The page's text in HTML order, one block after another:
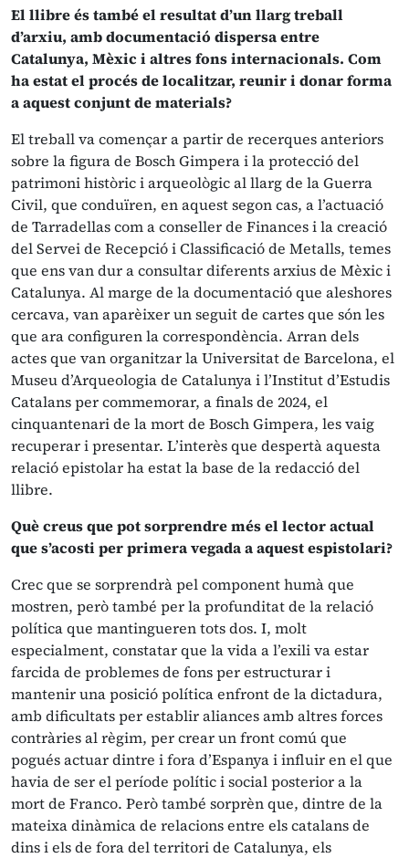
El llibre és també el resultat d’un llarg treball
d’arxiu, amb documentació dispersa entre
Catalunya, Mèxic i altres fons internacionals. Com
ha estat el procés de localitzar, reunir i donar forma
a aquest conjunt de materials?
El treball va començar a partir de recerques anteriors
sobre la figura de Bosch Gimpera i la protecció del
patrimoni històric i arqueològic al llarg de la Guerra
Civil, que conduïren, en aquest segon cas, a l’actuació
de Tarradellas com a conseller de Finances i la creació
del Servei de Recepció i Classificació de Metalls, temes
que ens van dur a consultar diferents arxius de Mèxic i
Catalunya. Al marge de la documentació que aleshores
cercava, van aparèixer un seguit de cartes que són les
que ara configuren la correspondència. Arran dels
actes que van organitzar la Universitat de Barcelona, el
Museu d’Arqueologia de Catalunya i l’Institut d’Estudis
Catalans per commemorar, a finals de 2024, el
cinquantenari de la mort de Bosch Gimpera, les vaig
recuperar i presentar. L’interès que despertà aquesta
relació epistolar ha estat la base de la redacció del
llibre.
Què creus que pot sorprendre més el lector actual
que s’acosti per primera vegada a aquest espistolari?
Crec que se sorprendrà pel component humà que
mostren, però també per la profunditat de la relació
política que mantingueren tots dos. I, molt
especialment, constatar que la vida a l’exili va estar
farcida de problemes de fons per estructurar i
mantenir una posició política enfront de la dictadura,
amb dificultats per establir aliances amb altres forces
contràries al règim, per crear un front comú que
pogués actuar dintre i fora d’Espanya i influir en el que
havia de ser el període polític i social posterior a la
mort de Franco. Però també sorprèn que, dintre de la
mateixa dinàmica de relacions entre els catalans de
dins i els de fora del territori de Catalunya, els